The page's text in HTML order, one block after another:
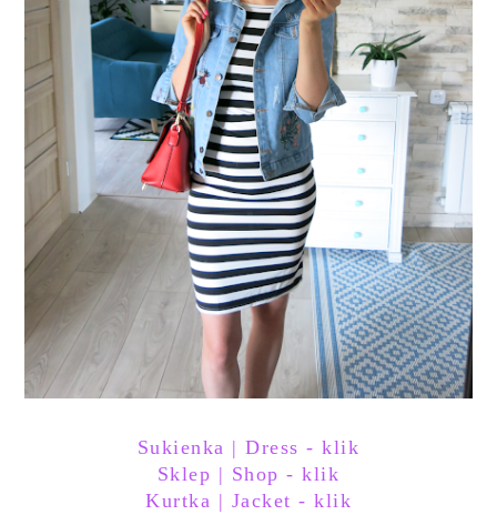
Sukienka | Dress - klik
Sklep | Shop - klik
Kurtka | Jacket - klik